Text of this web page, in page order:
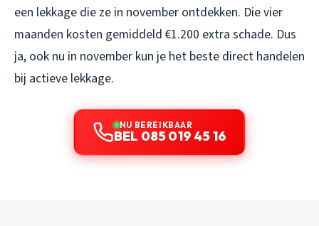
een lekkage die ze in november ontdekken. Die vier
maanden kosten gemiddeld €1.200 extra schade. Dus
ja, ook nu in november kun je het beste direct handelen
bij actieve lekkage.
NU BEREIKBAAR
BEL 085 019 45 16